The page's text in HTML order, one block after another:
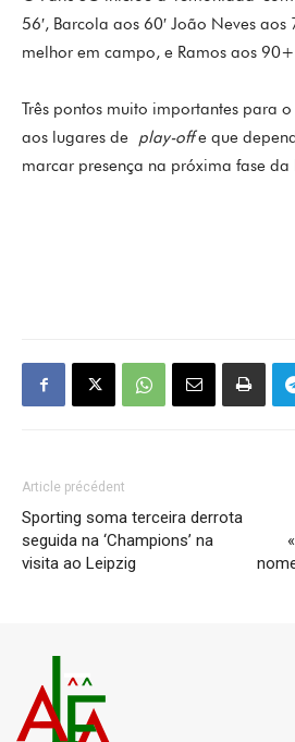
56′, Barcola aos 60′ João Neves aos
melhor em campo, e Ramos aos
Três pontos muito importantes para
aos lugares de play-offe que
marcar presença na próxima fase
Article précédent
Sporting soma terceira derrota
seguida na ‘Champions’ na
visita ao Leipzig